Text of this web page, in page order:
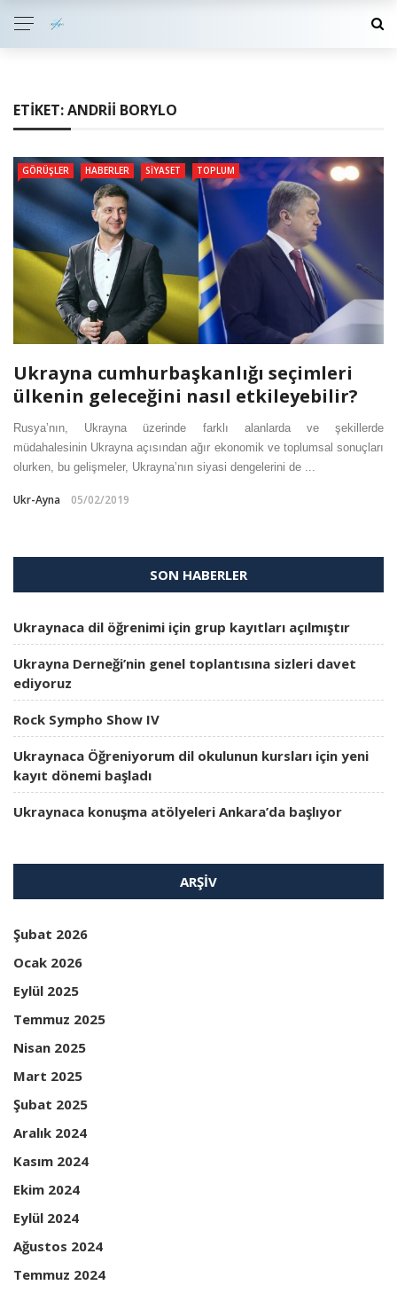
ETIKET:ANDRII BORYLO
GÖRÜŞLER HABERLER SIYASET TOPLUM
Ukrayna cumhurbaşkanlığı seçimleri
ülkenin geleceğini nasıl etkileyebilir?
Rusya’nın, Ukrayna üzerinde farklı alanlarda ve şekillerde
müdahalesinin Ukrayna açısından ağır ekonomik ve toplumsal sonuçları
olurken, bu gelişmeler, Ukrayna’nın siyasi dengelerini de ...
Ukr-Ayna 05/02/2019
SON HABERLER
Ukraynaca dil öğrenimi için grup kayıtları açılmıştır
Ukrayna Derneği’nin genel toplantısına sizleri davet
ediyoruz
Rock Sympho Show IV
Ukraynaca Öğreniyorum dil okulunun kursları için yeni
kayıt dönemi başladı
Ukraynaca konuşma atölyeleri Ankara’da başlıyor
ARŞIV
Şubat 2026
Ocak 2026
Eylül 2025
Temmuz 2025
Nisan 2025
Mart 2025
Şubat 2025
Aralık 2024
Kasım 2024
Ekim 2024
Eylül 2024
Ağustos 2024
Temmuz 2024